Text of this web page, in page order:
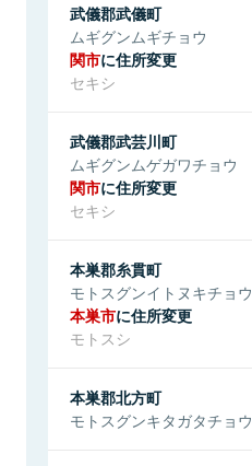
武儀郡武儀町
ムギグンムギチョウ
関市に住所変更
セキシ
武儀郡武芸川町
ムギグンムゲガワチョウ
関市に住所変更
セキシ
本巣郡糸貫町
モトスグンイトヌキチョウ
本巣市に住所変更
モトスシ
本巣郡北方町
モトスグンキタガタチョウ